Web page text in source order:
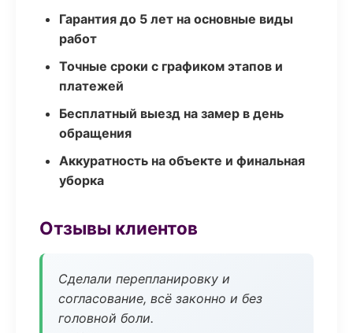
Гарантия до 5 лет на основные виды
работ
Точные сроки с графиком этапов и
платежей
Бесплатный выезд на замер в день
обращения
Аккуратность на объекте и финальная
уборка
Отзывы клиентов
Сделали перепланировку и
согласование, всё законно и без
головной боли.